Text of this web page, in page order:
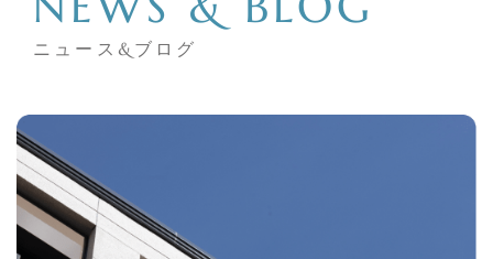
ニュース&ブログ